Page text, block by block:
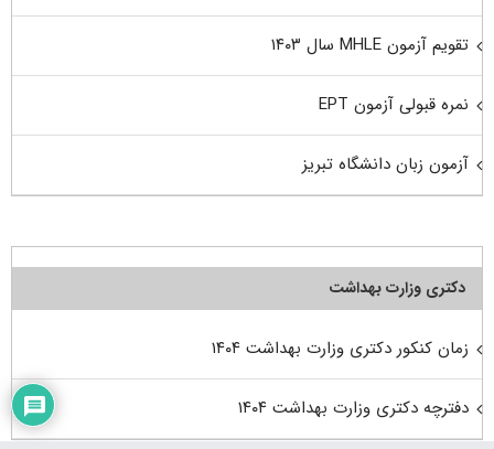
تقویم آزمون MHLE سال ۱۴۰۳
نمره قبولی آزمون EPT
آزمون زبان دانشگاه تبریز
دکتری وزارت بهداشت
زمان کنکور دکتری وزارت بهداشت ۱۴۰۴
دفترچه دکتری وزارت بهداشت ۱۴۰۴